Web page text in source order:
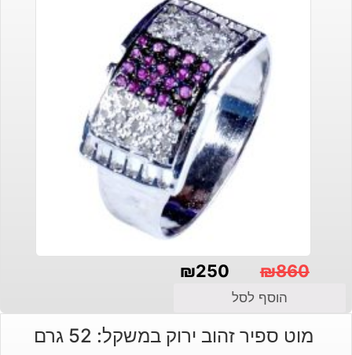
₪860
המקורי
היה:
₪250
הנוכחי
הוא:
הוסף לסל
מוט ספיר זהוב ירוק במשקל: 52 גרם